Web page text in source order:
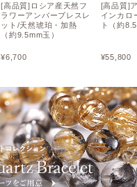
[高品質]ロシア産天然フ
ラワーアンバーブレスレ
ット/天然琥珀・加熱
（約9.5mm玉）
¥6,700
[高品質]
インカロ
ト（約
¥55,800